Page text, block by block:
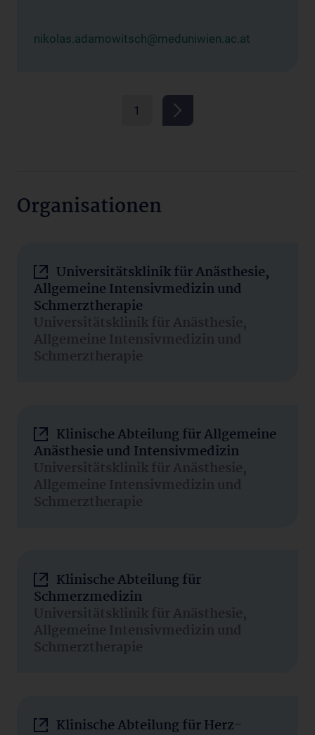
nikolas.adamowitsch@meduniwien.ac.at
1
Organisationen
Universitätsklinik für Anästhesie,
Allgemeine Intensivmedizin und
Schmerztherapie
Universitätsklinik für Anästhesie,
Allgemeine Intensivmedizin und
Schmerztherapie
Klinische Abteilung für Allgemeine
Anästhesie und Intensivmedizin
Universitätsklinik für Anästhesie,
Allgemeine Intensivmedizin und
Schmerztherapie
Klinische Abteilung für
Schmerzmedizin
Universitätsklinik für Anästhesie,
Allgemeine Intensivmedizin und
Schmerztherapie
Klinische Abteilung für Herz-